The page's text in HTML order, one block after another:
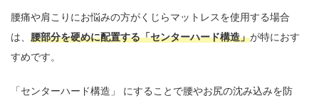
腰痛や肩こりにお悩みの方がくじらマットレスを使用する場合
は、 腰部分を硬めに配置する「センターハード構造」が特におす
すめです。
「センターハード構造」 にすることで腰やお尻の沈み込みを防